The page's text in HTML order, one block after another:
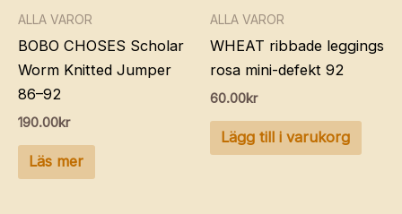
ALLA VAROR
BOBO CHOSES Scholar
Worm Knitted Jumper
86–92
190.00kr
Läs mer
ALLA VAROR
WHEAT ribbade leggings
rosa mini-defekt 92
60.00kr
Lägg till i varukorg